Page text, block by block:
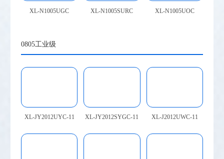
XL-N1005UGC XL-N1005SURC XL-N1005UOC
0805工业级
XL-JY2012UYC-11 XL-JY2012SYGC-11 XL-J2012UWC-11